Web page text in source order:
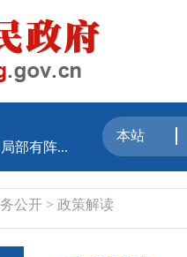
部有阵...
公开 > 政策解读